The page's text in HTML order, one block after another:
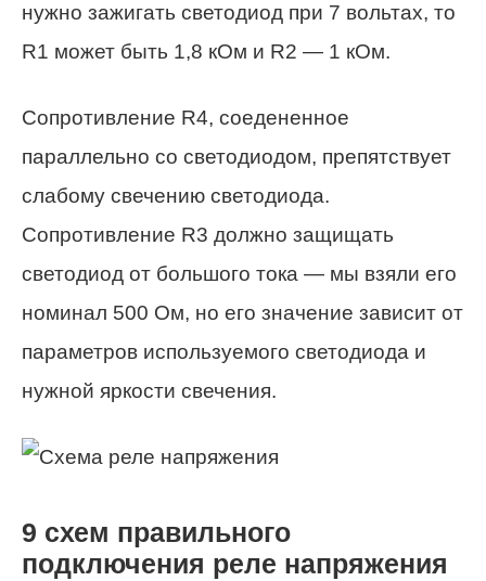
нужно зажигать светодиод при 7 вольтах, то
R1 может быть 1,8 кОм и R2 — 1 кОм.
Сопротивление R4, соедененное
параллельно со светодиодом, препятствует
слабому свечению светодиода.
Сопротивление R3 должно защищать
светодиод от большого тока — мы взяли его
номинал 500 Ом, но его значение зависит от
параметров используемого светодиода и
нужной яркости свечения.
9 схем правильного
подключения реле напряжения